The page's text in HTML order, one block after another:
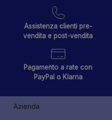
Assistenza clienti pre-
vendita e post-vendita
Pagamento a rate con
PayPal o Klarna
Azienda